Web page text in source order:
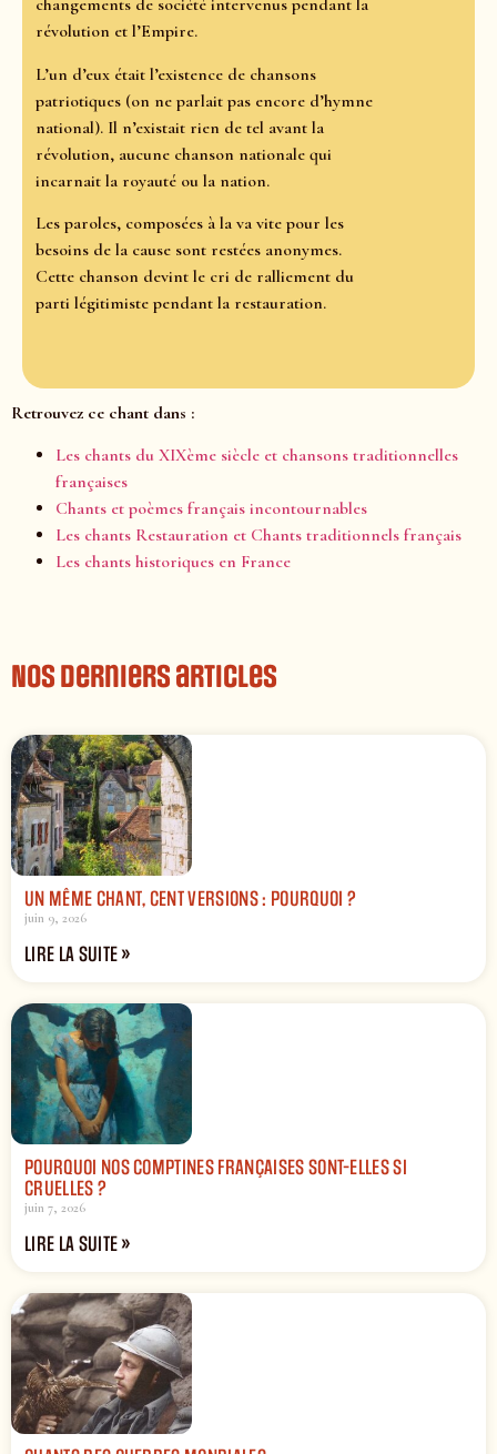
changements de société intervenus pendant la
révolution et l’Empire.
L’un d’eux était l’existence de chansons
patriotiques (on ne parlait pas encore d’hymne
national). Il n’existait rien de tel avant la
révolution, aucune chanson nationale qui
incarnait la royauté ou la nation.
Les paroles, composées à la va vite pour les
besoins de la cause sont restées anonymes.
Cette chanson devint le cri de ralliement du
parti légitimiste pendant la restauration.
Retrouvez ce chant dans :
Les chants du XIXème siècle et chansons traditionnelles
françaises
Chants et poèmes français incontournables
Les chants Restauration et Chants traditionnels français
Les chants historiques en France
Nos derniers articles
UN MÊME CHANT, CENT VERSIONS : POURQUOI ?
juin 9, 2026
LIRE LA SUITE »
POURQUOI NOS COMPTINES FRANÇAISES SONT-ELLES SI
CRUELLES ?
juin 7, 2026
LIRE LA SUITE »